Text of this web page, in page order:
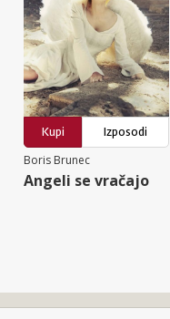
Kupi
Izposodi
Boris Brunec
Angeli se vračajo